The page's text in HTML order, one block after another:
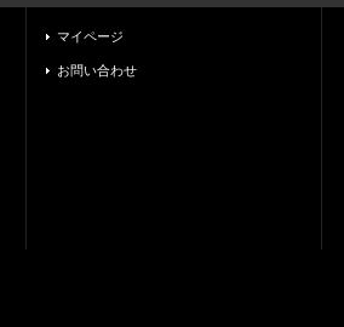
マイページ
お問い合わせ